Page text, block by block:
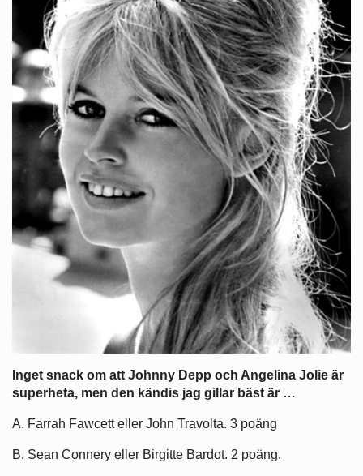
Inget snack om att Johnny Depp och Angelina Jolie är
superheta, men den kändis jag gillar bäst är …
A. Farrah Fawcett eller John Travolta. 3 poäng
B. Sean Connery eller Birgitte Bardot. 2 poäng.